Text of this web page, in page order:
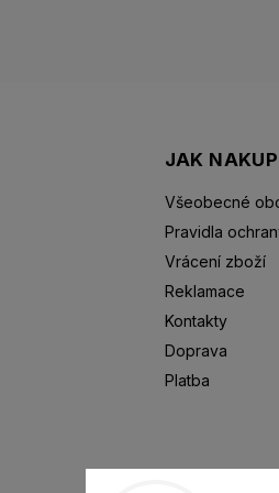
JAK
Všeobecné
Pravidla
Vrácení zboží
Reklamace
Kontakty
Doprava
Platba